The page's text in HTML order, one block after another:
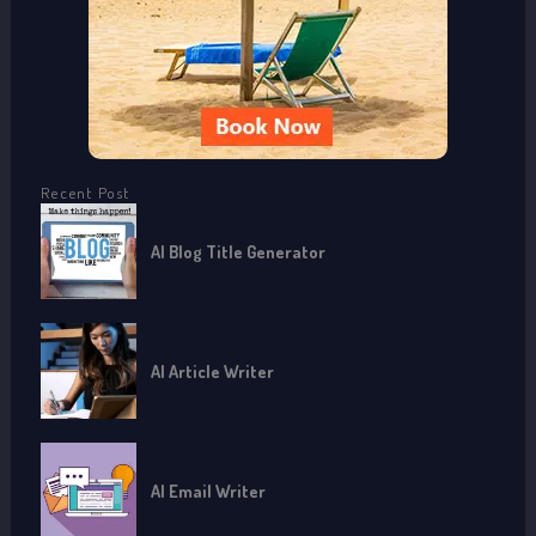
Recent Post
AI Blog Title Generator
AI Article Writer
AI Email Writer